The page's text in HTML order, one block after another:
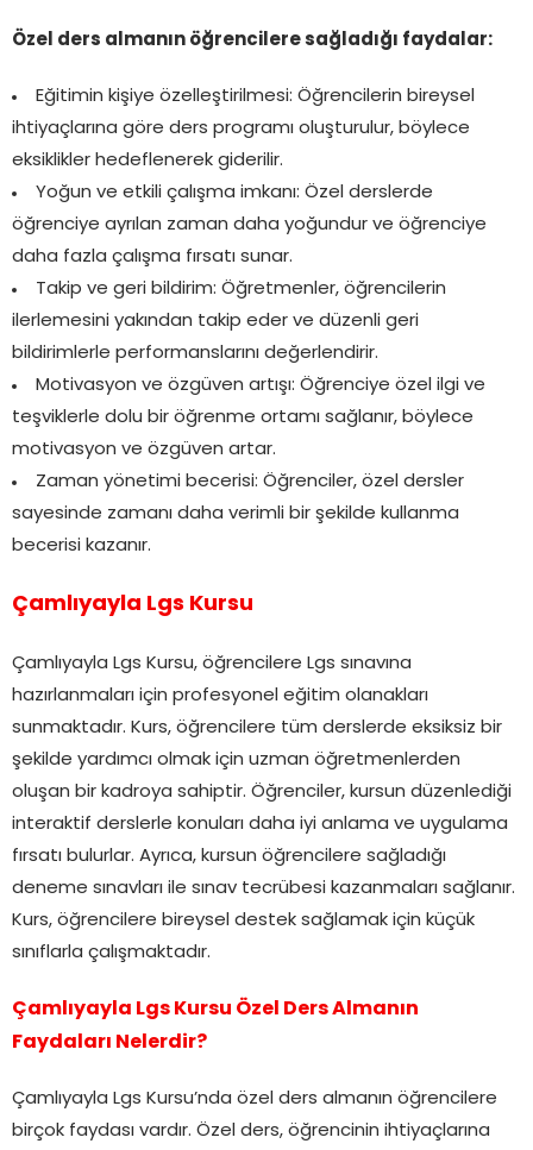
Özel ders almanın öğrencilere sağladığı faydalar:
Eğitimin kişiye özelleştirilmesi: Öğrencilerin bireysel
ihtiyaçlarına göre ders programı oluşturulur, böylece
eksiklikler hedeflenerek giderilir.
Yoğun ve etkili çalışma imkanı: Özel derslerde
öğrenciye ayrılan zaman daha yoğundur ve öğrenciye
daha fazla çalışma fırsatı sunar.
Takip ve geri bildirim: Öğretmenler, öğrencilerin
ilerlemesini yakından takip eder ve düzenli geri
bildirimlerle performanslarını değerlendirir.
Motivasyon ve özgüven artışı: Öğrenciye özel ilgi ve
teşviklerle dolu bir öğrenme ortamı sağlanır, böylece
motivasyon ve özgüven artar.
Zaman yönetimi becerisi: Öğrenciler, özel dersler
sayesinde zamanı daha verimli bir şekilde kullanma
becerisi kazanır.
Çamlıyayla Lgs Kursu
Çamlıyayla Lgs Kursu, öğrencilere Lgs sınavına
hazırlanmaları için profesyonel eğitim olanakları
sunmaktadır. Kurs, öğrencilere tüm derslerde eksiksiz bir
şekilde yardımcı olmak için uzman öğretmenlerden
oluşan bir kadroya sahiptir. Öğrenciler, kursun düzenlediği
interaktif derslerle konuları daha iyi anlama ve uygulama
fırsatı bulurlar. Ayrıca, kursun öğrencilere sağladığı
deneme sınavları ile sınav tecrübesi kazanmaları sağlanır.
Kurs, öğrencilere bireysel destek sağlamak için küçük
sınıflarla çalışmaktadır.
Çamlıyayla Lgs Kursu Özel Ders Almanın
Faydaları Nelerdir?
Çamlıyayla Lgs Kursu’nda özel ders almanın öğrencilere
birçok faydası vardır. Özel ders, öğrencinin ihtiyaçlarına